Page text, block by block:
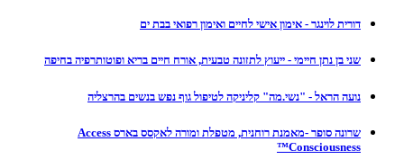
דורית לוינגר - אימון אישי לחיים ואימון רפואי בבת ים
שני בן נתן חיימי - ייעוץ לתזונה טבעית, אורח חיים בריא ופוטותרפיה בחיפה
נועה הראל - "נשי.מה" קליניקה לטיפול גוף נפש בנשים בהרצליה
שרונה סופר -מאמנת רוחנית, מטפלת ומורה לאקסס בארס Access
Consciousness™